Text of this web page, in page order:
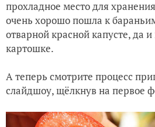
прохладное место для
очень хорошо пошла к
отварной красной капусте, да
картошке.
А теперь смотрите процесс
слайдшоу, щёлкнув на первое